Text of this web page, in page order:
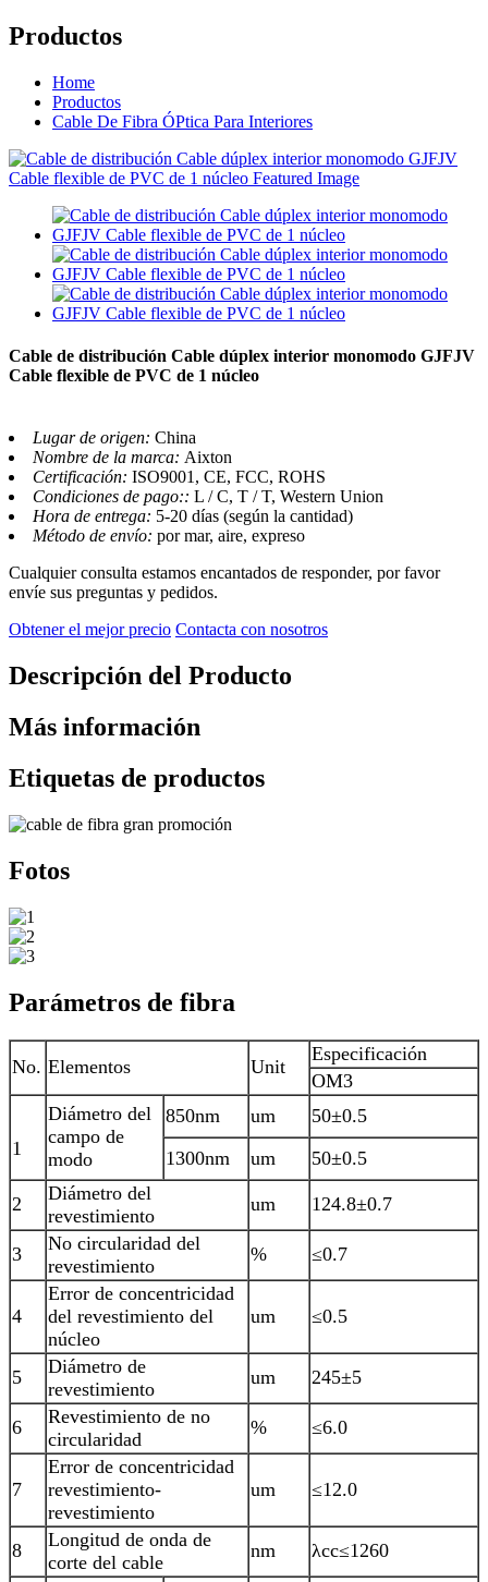
Productos
Home
Productos
Cable De Fibra ÓPtica Para Interiores
Cable de distribución Cable dúplex interior monomodo GJFJV
Cable flexible de PVC de 1 núcleo
Lugar de origen: China
Nombre de la marca: Aixton
Certificación: ISO9001, CE, FCC, ROHS
Condiciones de pago:: L / C, T / T, Western Union
Hora de entrega: 5-20 días (según la cantidad)
Método de envío: por mar, aire, expreso
Cualquier consulta estamos encantados de responder, por favor
envíe sus preguntas y pedidos.
Obtener el mejor precio Contacta con nosotros
Descripción del Producto
Más información
Etiquetas de productos
Fotos
Parámetros de fibra
No. Elementos Unit
Especificación
OM3
1
Diámetro del
campo de
modo
850nm um
50±0.5
1300nm
um 50±0.5
2
Diámetro del
revestimiento
um 124.8±0.7
3
No circularidad del
revestimiento
% ≤0.7
4
Error de concentricidad
del revestimiento del
núcleo
um ≤0.5
5
Diámetro de
revestimiento
um 245±5
6
Revestimiento de no
circularidad
% ≤6.0
7
Error de concentricidad
revestimiento-
revestimiento
um ≤12.0
8
Longitud de onda de
corte del cable
nm λcc≤1260